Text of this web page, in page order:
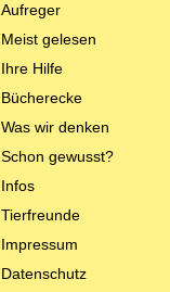
Aufreger
Meist gelesen
Ihre Hilfe
Bücherecke
Was wir denken
Schon gewusst?
Infos
Tierfreunde
Impressum
Datenschutz